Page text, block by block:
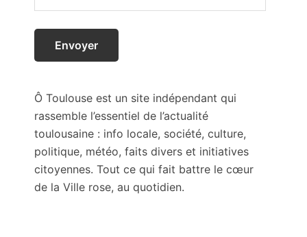
Ô Toulouse est un site indépendant qui
rassemble l’essentiel de l’actualité
toulousaine : info locale, société, culture,
politique, météo, faits divers et initiatives
citoyennes. Tout ce qui fait battre le cœur
de la Ville rose, au quotidien.